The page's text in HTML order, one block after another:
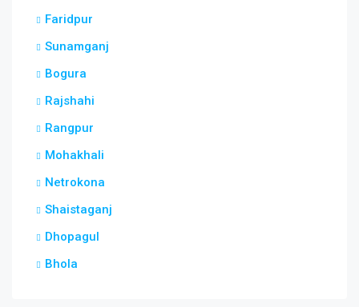
Faridpur
Sunamganj
Bogura
Rajshahi
Rangpur
Mohakhali
Netrokona
Shaistaganj
Dhopagul
Bhola